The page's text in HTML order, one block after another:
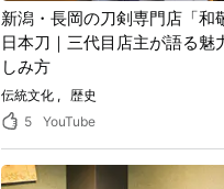
新潟・長岡の刀剣専門店「和
日本刀｜三代目店主が語る魅
しみ方
伝統文化
歴史
5
YouTube